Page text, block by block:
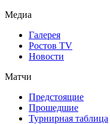
Медиа
Галерея
Ростов TV
Новости
Матчи
Предстоящие
Прошедшие
Турнирная таблица